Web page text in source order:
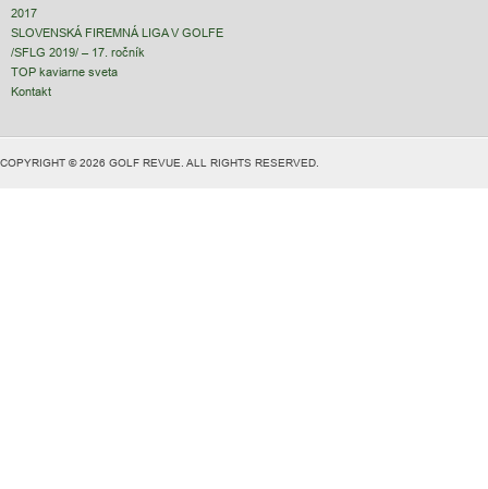
2017
SLOVENSKÁ FIREMNÁ LIGA V GOLFE
/SFLG 2019/ – 17. ročník
TOP kaviarne sveta
Kontakt
COPYRIGHT © 2026 GOLF REVUE. ALL RIGHTS RESERVED.